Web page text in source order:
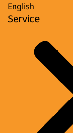
English
Service